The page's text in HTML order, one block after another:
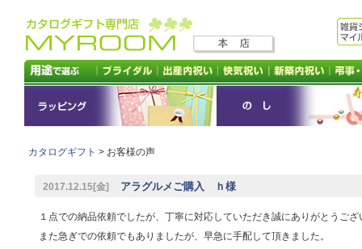
カタログギフト > お客様の声
2017.12.15[金] アラグルメご購入 ｈ様
１点での納品依頼でしたが、丁寧に対応していただき誠にありがとうござ
また急ぎでの依頼でもありましたが、早急に手配して頂きました。